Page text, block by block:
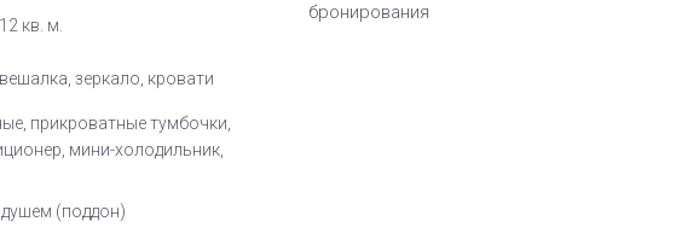
12 кв. м.
вешалка, зеркало, кровати
прикроватные тумбочки,
мини-холодильник,
душем (поддон)
бронирования